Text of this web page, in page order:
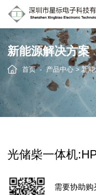
新能源解决方案
首页 产品中心 > 新
光储柴一体机
需要协助购